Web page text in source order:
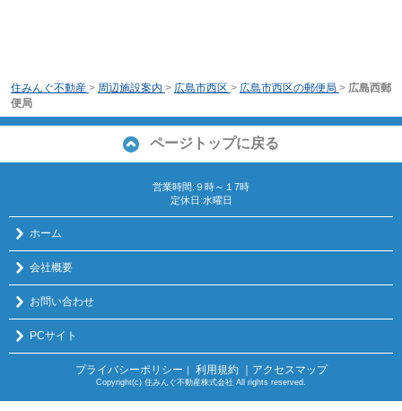
住みんぐ不動産 > 周辺施設案内 > 広島市西区 > 広島市西区の郵便局 > 広島西郵
便局
ページトップに戻る
営業時間:９時～１7時
定休日:水曜日
ホーム
会社概要
お問い合わせ
PCサイト
プライバシーポリシー ｜ 利用規約 ｜アクセスマップ
Copyright(c) 住みんぐ不動産株式会社 All rights reserved.